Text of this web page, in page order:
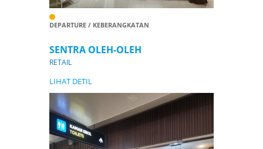
DEPARTURE / KEBERANGKATAN
SENTRA OLEH-OLEH
RETAIL
LIHAT DETIL